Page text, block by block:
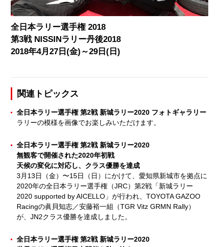
全日本ラリー選手権 2018
第3戦 NISSINラリー丹後2018
2018年4月27日(金)～29日(日)
関連トピックス
全日本ラリー選手権 第2戦 新城ラリー2020 フォトギャラリー
ラリーの模様を画像でお楽しみいただけます。
全日本ラリー選手権 第2戦 新城ラリー2020
無観客で開催された2020年初戦
天候の変化に対応し、クラス優勝を達成
3月13日（金）〜15日（日）にかけて、愛知県新城市を拠点に
2020年の全日本ラリー選手権（JRC）第2戦「新城ラリー
2020 supported by AICELLO」が行われ、TOYOTA GAZOO
Racingの眞貝知志／安藤裕一組（TGR Vitz GRMN Rally）
が、JN2クラス優勝を達成しました。
全日本ラリー選手権 第2戦 新城ラリー2020